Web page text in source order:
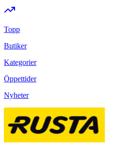
Topp
Butiker
Kategorier
Öppettider
Nyheter